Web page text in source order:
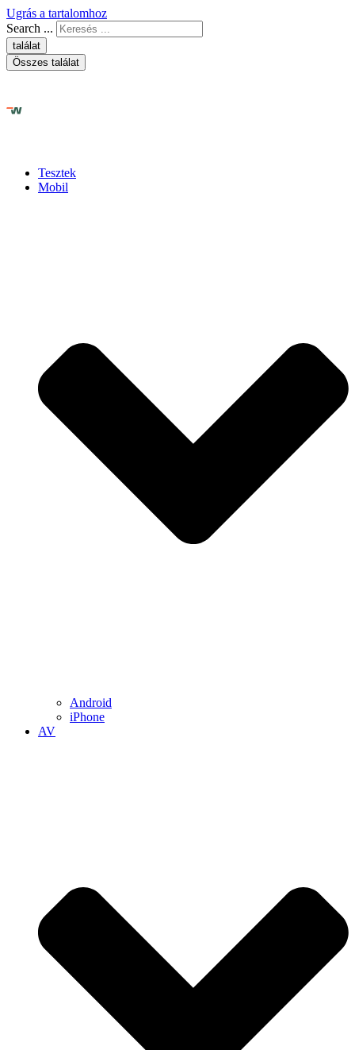
Ugrás a tartalomhoz
Search ...
találat
Összes találat
Tesztek
Mobil
Android
iPhone
AV